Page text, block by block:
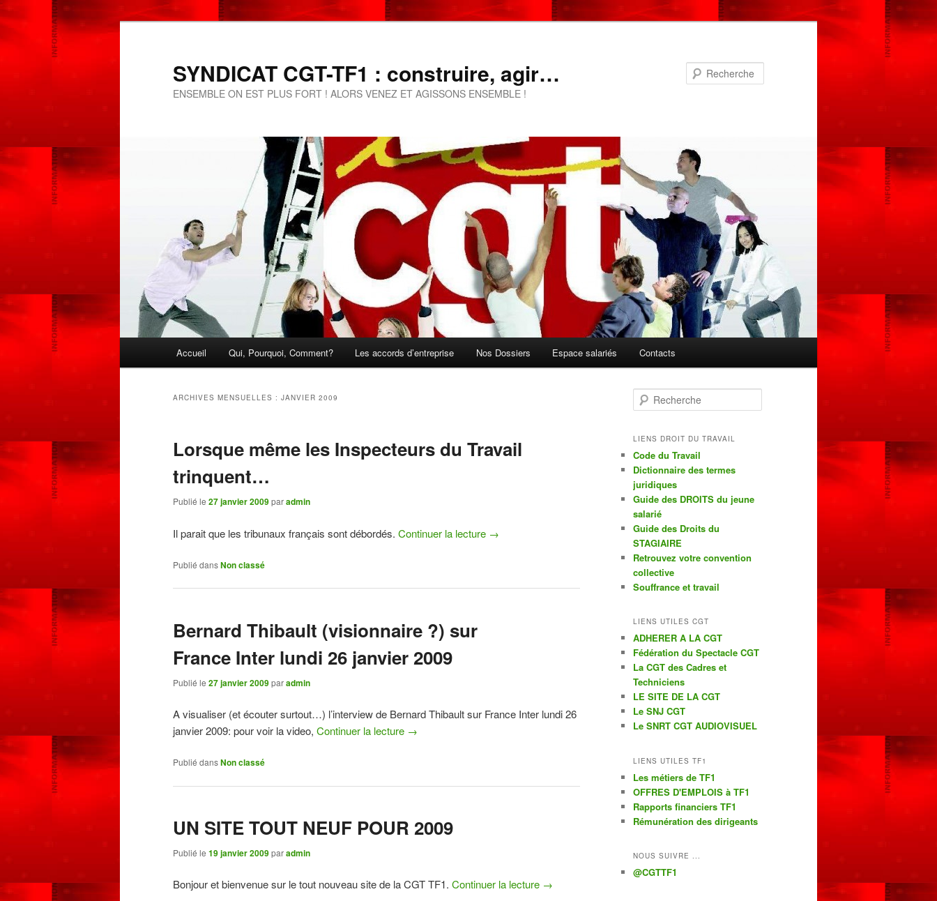
SYNDICAT CGT-TF1 : construire, agir…
ENSEMBLE ON EST PLUS FORT ! ALORS VENEZ ET AGISSONS ENSEMBLE !
Aller
principal
Aller
secondaire
Accueil Qui, Pourquoi, Comment? Les accords d’entreprise Nos Dossiers Espace salariés Contacts
ARCHIVES MENSUELLES : JANVIER 2009
Lorsque même les Inspecteurs du Travail
trinquent…
Publié le 27 janvier 2009paradmin
Il parait que les tribunaux français sont débordés. Continuer la lecture →
Publié dansNon classé
Bernard Thibault (visionnaire ?) sur
France Inter lundi 26 janvier 2009
Publié le 27 janvier 2009paradmin
A visualiser (et écouter surtout…) l’interview de Bernard Thibault sur France Inter lundi 26
janvier 2009: pour voir la video, Continuer la lecture →
Publié dansNon classé
UN SITE TOUT NEUF POUR 2009
Publié le 19 janvier 2009paradmin
Bonjour et bienvenue sur le tout nouveau site de la CGT TF1. Continuer la lecture →
e
h
r
c
h
e
LIENS DROIT DU TRAVAIL
Code du Travail
Dictionnaire des termes
juridiques
Guide des DROITS du jeune
salarié
Guide des Droits du
STAGIAIRE
Retrouvez votre convention
collective
Souffrance et travail
LIENS UTILES CGT
ADHERER A LA CGT
Fédération du Spectacle CGT
La CGT des Cadres et
Techniciens
LE SITE DE LA CGT
Le SNJ CGT
Le SNRT CGT AUDIOVISUEL
LIENS UTILES TF1
Les métiers de TF1
OFFRES D'EMPLOIS à TF1
Rapports financiers TF1
Rémunération des dirigeants
NOUS SUIVRE ...
@CGTTF1